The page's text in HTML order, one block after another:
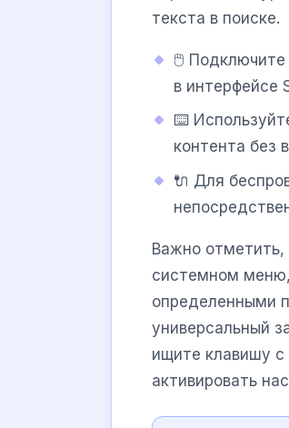
текста в поиске.
🖱️ Подключите
в интерфейсе
⌨️
контента без
🔌 Для
Важно отметить,
системном меню,
определенными
универсальный
ищите клавишу
активировать